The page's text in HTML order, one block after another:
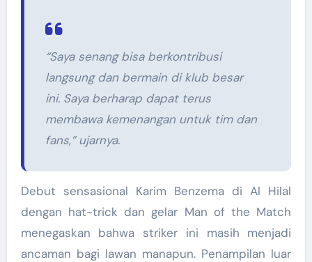
“Saya senang bisa berkontribusi
langsung dan bermain di klub besar
ini. Saya berharap dapat terus
membawa kemenangan untuk tim dan
fans,” ujarnya.
Debut sensasional Karim Benzema di Al Hilal
dengan hat-trick dan gelar Man of the Match
menegaskan bahwa striker ini masih menjadi
ancaman bagi lawan manapun. Penampilan luar